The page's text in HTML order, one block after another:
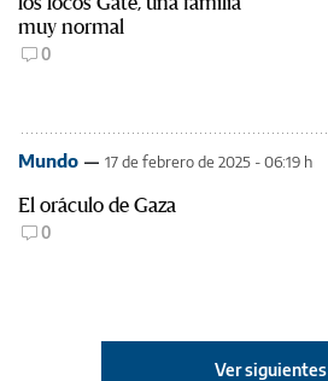
muy normal
0
Mundo 17 de febrero de 2025 - 06:19 h
El oráculo de Gaza
0
Ver siguientes